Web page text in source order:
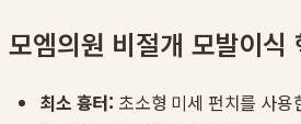
모엠의원 비절개 모발이식
최소 흉터: 초소형 미세 펀치를 사